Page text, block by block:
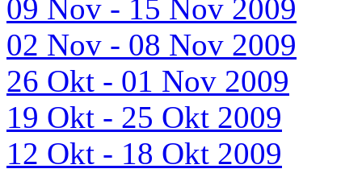
09 Nov - 15 Nov 2009
02 Nov - 08 Nov 2009
26 Okt - 01 Nov 2009
19 Okt - 25 Okt 2009
12 Okt - 18 Okt 2009